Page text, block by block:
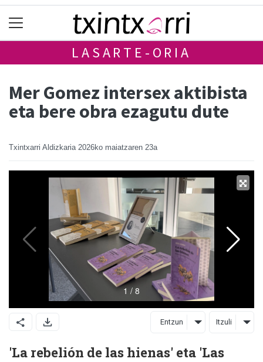
LASARTE-ORIA
Mer Gomez intersex aktibista
eta bere obra ezagutu dute
Txintxarri Aldizkaria 2026ko maiatzaren 23a
Entzun Itzuli
'La rebelión de las hienas' eta 'Las